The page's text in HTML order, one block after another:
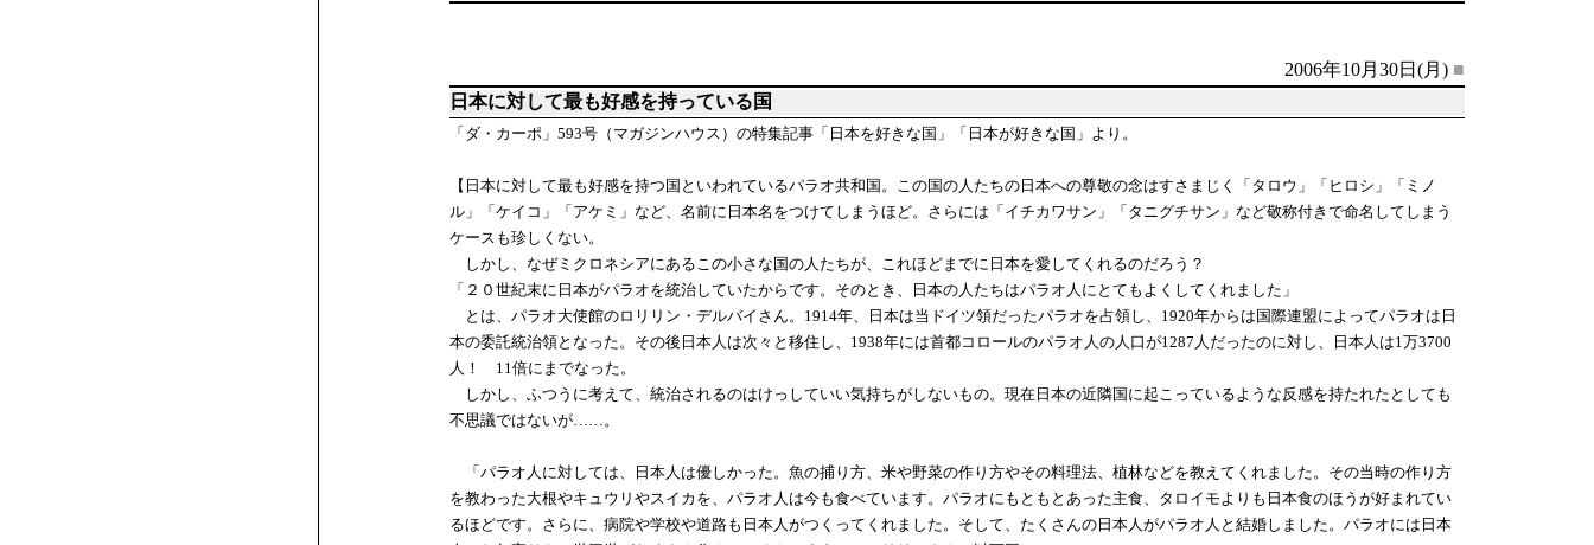
2006年10月30日(月) ■
日本に対して最も好感を持っている国
「ダ・カーポ」593号（マガジンハウス）の特集記事「日本を好きな国」「日本が好きな国」より。
【日本に対して最も好感を持つ国といわれているパラオ共和国。この国の人たちの日本への尊敬の念はすさまじく「タロウ」「ヒロシ」「ミノ
ル」「ケイコ」「アケミ」など、名前に日本名をつけてしまうほど。さらには「イチカワサン」「タニグチサン」など敬称付きで命名してしまう
ケースも珍しくない。
しかし、なぜミクロネシアにあるこの小さな国の人たちが、これほどまでに日本を愛してくれるのだろう？
「２０世紀末に日本がパラオを統治していたからです。そのとき、日本の人たちはパラオ人にとてもよくしてくれました」
とは、パラオ大使館のロリリン・デルバイさん。1914年、日本は当ドイツ領だったパラオを占領し、1920年からは国際連盟によってパラオは日
本の委託統治領となった。その後日本人は次々と移住し、1938年には首都コロールのパラオ人の人口が1287人だったのに対し、日本人は1万3700
人！ 11倍にまでなった。
しかし、ふつうに考えて、統治されるのはけっしていい気持ちがしないもの。現在日本の近隣国に起こっているような反感を持たれたとしても
不思議ではないが……。
「パラオ人に対しては、日本人は優しかった。魚の捕り方、米や野菜の作り方やその料理法、植林などを教えてくれました。その当時の作り方
を教わった大根やキュウリやスイカを、パラオ人は今も食べています。パラオにもともとあった主食、タロイモよりも日本食のほうが好まれてい
るほどです。さらに、病院や学校や道路も日本人がつくってくれました。そして、たくさんの日本人がパラオ人と結婚しました。パラオには日本